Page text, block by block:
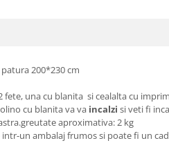
200*230 cm
fete, una cu blanita si cealalta cu
cu blanita va va incalzi si veti fi
aproximativa: 2 kg
intr-un ambalaj frumos si poate fi un